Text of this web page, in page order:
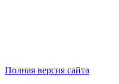
Полная версия сайта